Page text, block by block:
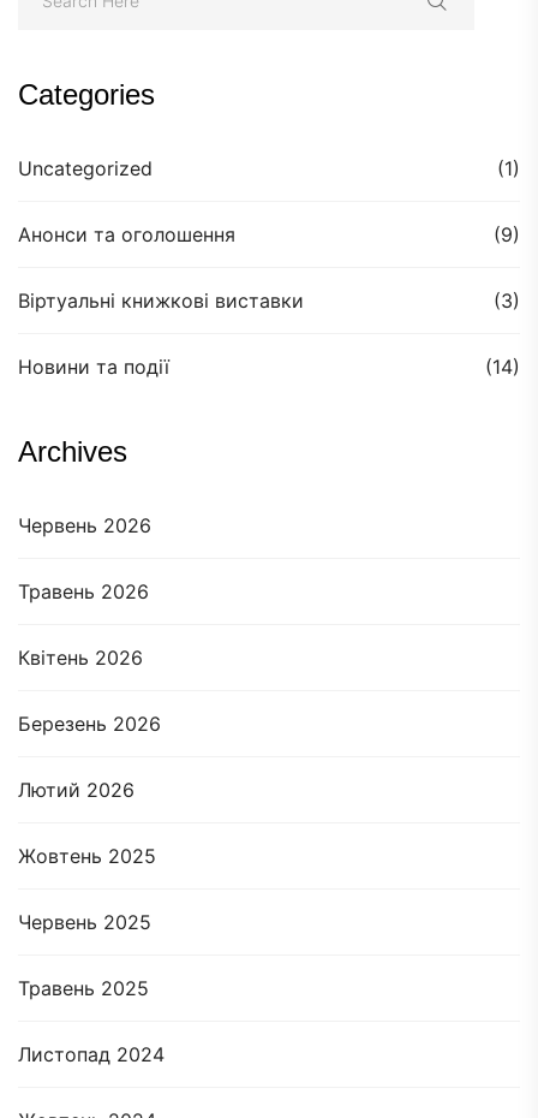
Categories
Uncategorized (1)
Анонси та оголошення (9)
Віртуальні книжкові виставки (3)
Новини та події (14)
Archives
Червень 2026
Травень 2026
Квітень 2026
Березень 2026
Лютий 2026
Жовтень 2025
Червень 2025
Травень 2025
Листопад 2024